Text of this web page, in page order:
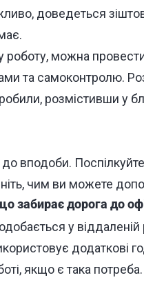
доведеться
можна
та самоконтролю.
розмістивши у
вподоби.
чим ви можете
забирає дорога до
у віддаленій
додаткові
якщо є така потреба.